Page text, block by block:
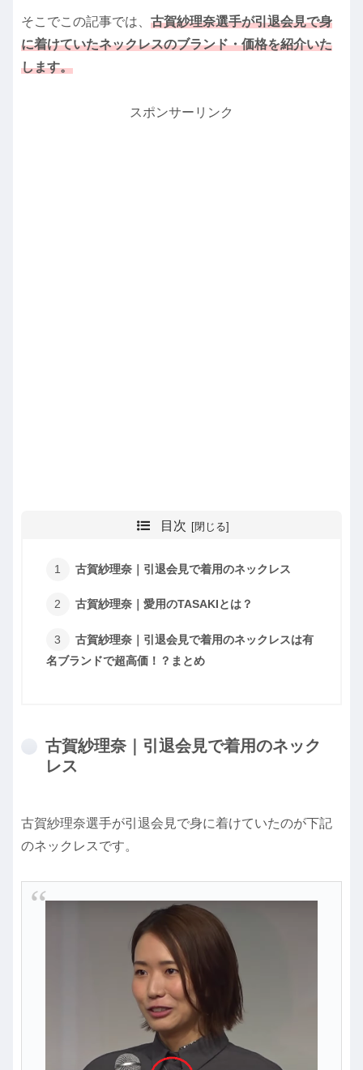
そこでこの記事では、 古賀紗理奈選手が引退会見で身
に着けていたネックレスのブランド・価格を紹介いた
します。
スポンサーリンク
目次
古賀紗理奈｜引退会見で着用のネックレス
古賀紗理奈｜愛用のTASAKIとは？
古賀紗理奈｜引退会見で着用のネックレスは有
名ブランドで超高価！？まとめ
古賀紗理奈｜引退会見で着用のネック
レス
古賀紗理奈選手が引退会見で身に着けていたのが下記
のネックレスです。